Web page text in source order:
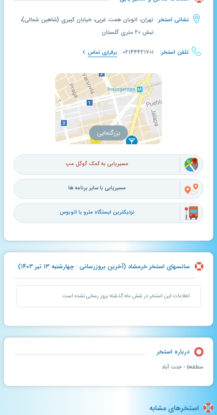
نشانی استخر: تهران، اتوبان همت غربی، خیابان کبیری (شاهین شمالی)،
نبش ۲۰ متری گلستان
تلفن استخر: ۰۲۱۴۴۴۲۱۷۰۱ برقراری تماس
بزرگنمایی
مسیریابی به کمک گوگل مپ
مسیریابی با سایر برنامه ها
نزدیکترین ایستگاه مترو یا اتوبوس
سانسهای استخر خرمشاد (آخرین بروزرسانی : چهارشنبه ۱۳ تیر ۱۴۰۳)
اطلاعات این استخر در شش ماه گذشته بروز رسانی نشده است.
درباره استخر
منطقه۵ - جنت آباد
استخرهای مشابه